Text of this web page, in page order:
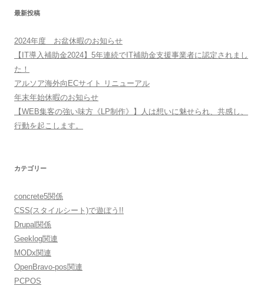
最新投稿
2024年度 お盆休暇のお知らせ
【IT導入補助金2024】5年連続でIT補助金支援事業者に認定されまし
た！
アルソア海外向ECサイト リニューアル
年末年始休暇のお知らせ
【WEB集客の強い味方《LP制作》】人は想いに魅せられ、共感し、
行動を起こします。
カテゴリー
concrete5関係
CSS(スタイルシート)で遊ぼう!!
Drupal関係
Geeklog関連
MODx関連
OpenBravo-pos関連
PCPOS